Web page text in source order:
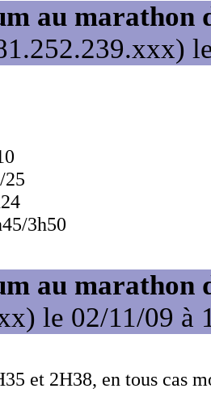
au marathon
25
3h50
au marathon
le 02/11/09 à
et 2H38, en tous cas